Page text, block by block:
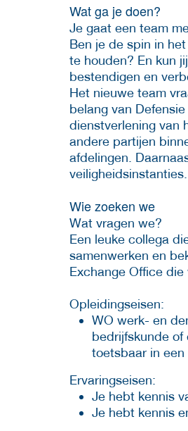
Wat ga je doen?
Je gaat een team
Ben je de spin in
te houden? En kun
bestendigen en
Het nieuwe team
belang van
dienstverlening van
andere partijen
afdelingen.
veiligheidsinstanties.
Wie zoeken we
Wat vragen we?
Een leuke collega
samenwerken en
Exchange Office
Opleidingseisen:
WO werk- en
bedrijfskunde of
toetsbaar in een
Ervaringseisen:
Je hebt kennis
Je hebt kennis